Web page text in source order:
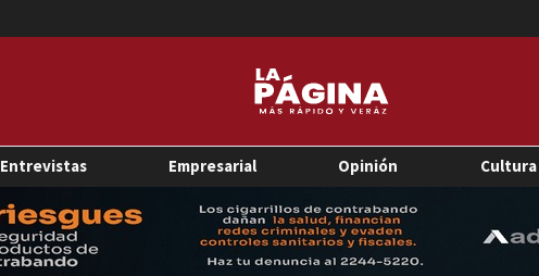
Entrevistas Empresarial Opinión Cultura